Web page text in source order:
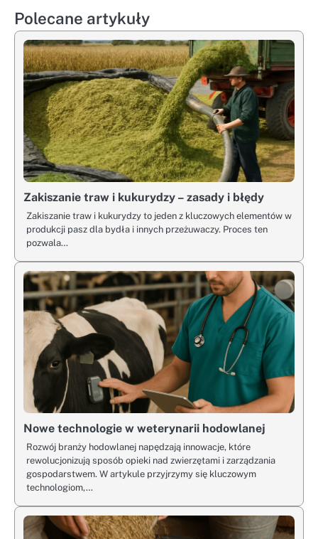
Polecane artykuły
Zakiszanie traw i kukurydzy – zasady i błędy
Zakiszanie traw i kukurydzy to jeden z kluczowych elementów w
produkcji pasz dla bydła i innych przeżuwaczy. Proces ten
pozwala…
Nowe technologie w weterynarii hodowlanej
Rozwój branży hodowlanej napędzają innowacje, które
rewolucjonizują sposób opieki nad zwierzętami i zarządzania
gospodarstwem. W artykule przyjrzymy się kluczowym
technologiom,…